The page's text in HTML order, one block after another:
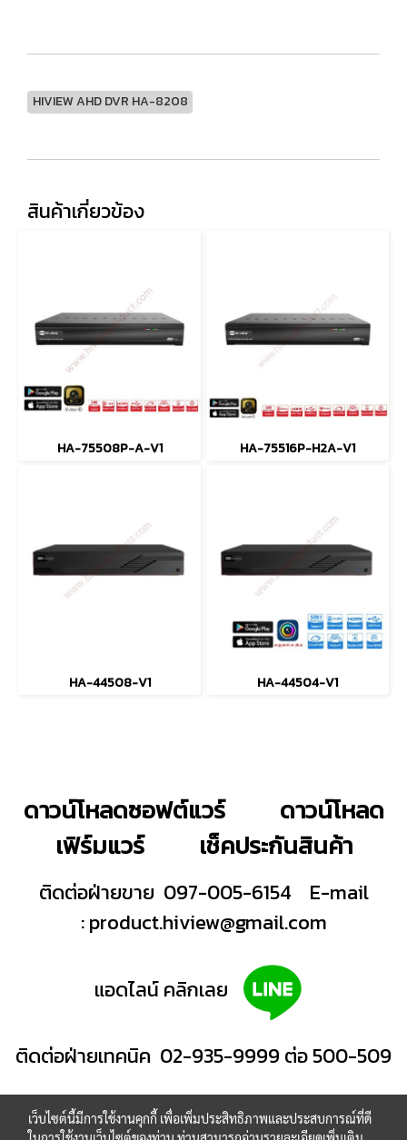
HIVIEW AHD DVR HA-8208
สินค้าเกี่ยวข้อง
HA-75508P-A-V1 HA-75516P-H2A-V1
HA-44508-V1 HA-44504-V1
ดาวน์โหลดซอฟต์แวร์
ดาวน์โหลด
เฟิร์มแวร์
เช็คประกันสินค้า
ติดต่อฝ่ายขาย 097-005-6154
E-mail
:product.hiview@gmail.com
แอดไลน์ คลิกเลย
ติดต่อฝ่ายเทคนิค 02-935-9999 ต่อ 500-509
เว็บไซต์นี้มีการใช้งานคุกกี้ เพื่อเพิ่มประสิทธิภาพและประสบการณ์ที่ดี